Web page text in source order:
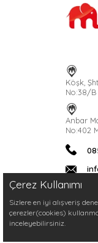
Köşk,
No:38/
Anbar
No:402
Çerez Kullanımı
Sizlere en iyi alışveriş
çerezler(cookies)
inceleyebilirsiniz.